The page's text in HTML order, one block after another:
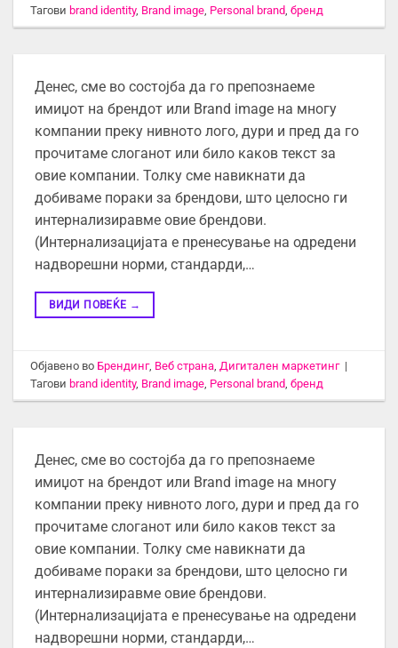
Таговиbrand identity, Brand image Personal brand ,бренд
Денес, сме во состојба да го препознаеме
имиџот на брендот или Brand image на многу
компании преку нивното лого, дури и пред да го
прочитаме слоганот или било каков текст за
овие компании. Толку сме навикнати да
добиваме пораки за брендови, што целосно ги
интернализиравме овие брендови.
(Интернализацијата е пренесување на одредени
надворешни норми, стандарди,…
ВИДИ ПОВЕЌЕ →
Објавено во Брендинг, Веб страна Дигитален маркетинг |
Таговиbrand identity, Brand image Personal brand ,бренд
Денес, сме во состојба да го препознаеме
имиџот на брендот или Brand image на многу
компании преку нивното лого, дури и пред да го
прочитаме слоганот или било каков текст за
овие компании. Толку сме навикнати да
добиваме пораки за брендови, што целосно ги
интернализиравме овие брендови.
(Интернализацијата е пренесување на одредени
надворешни норми, стандарди,…